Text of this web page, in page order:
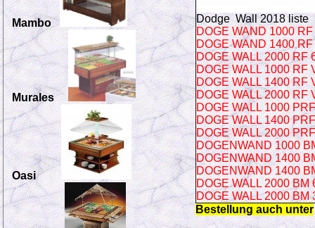
Mambo
Murales
Oasi
Dodge Wall 2018 liste
DOGE WAND 1000
DOGE WAND 1400
DOGE WALL 2000 RF
DOGE WALL 1000 RF
DOGE WALL 1400 RF
DOGE WALL 2000 RF
DOGE WALL 1000
DOGE WALL 1400
DOGE WALL 2000
DOGENWAND 1000
DOGENWAND 1400
DOGENWAND 1400
DOGE WALL 2000 BM
DOGE WALL 2000 BM
Bestellung auch unter